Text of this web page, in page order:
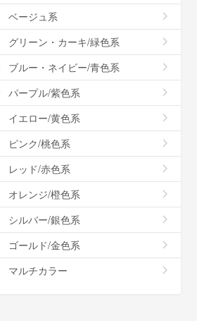
ベージュ系
グリーン・カーキ/緑色系
ブルー・ネイビー/青色系
パープル/紫色系
イエロー/黄色系
ピンク/桃色系
レッド/赤色系
オレンジ/橙色系
シルバー/銀色系
ゴールド/金色系
マルチカラー